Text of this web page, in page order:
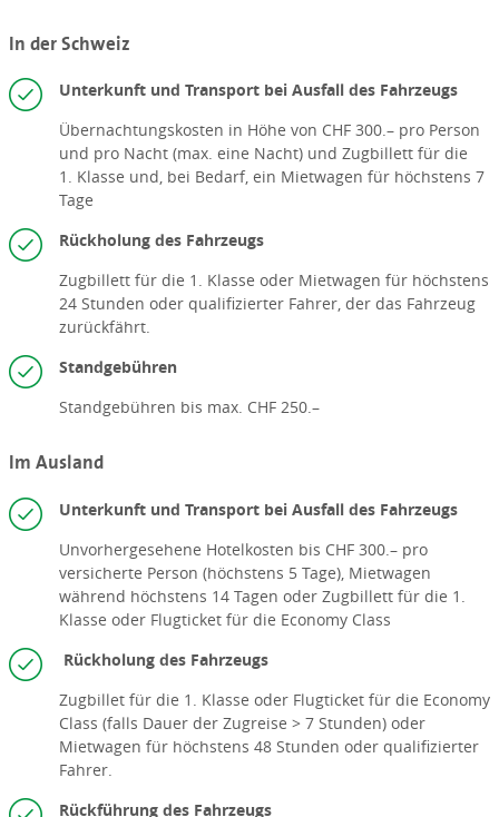
In der Schweiz
Unterkunft und Transport bei Ausfall des Fahrzeugs
Übernachtungskosten in Höhe von CHF 300.– pro Person
und pro Nacht (max. eine Nacht) und Zugbillett für die
1. Klasse und, bei Bedarf, ein Mietwagen für höchstens 7
Tage
Rückholung des Fahrzeugs
Zugbillett für die 1. Klasse oder Mietwagen für höchstens
24 Stunden oder qualifizierter Fahrer, der das Fahrzeug
zurückfährt.
Standgebühren
Standgebühren bis max. CHF 250.–
Im Ausland
Unterkunft und Transport bei Ausfall des Fahrzeugs
Unvorhergesehene Hotelkosten bis CHF 300.– pro
versicherte Person (höchstens 5 Tage), Mietwagen
während höchstens 14 Tagen oder Zugbillett für die 1.
Klasse oder Flugticket für die Economy Class
Rückholung des Fahrzeugs
Zugbillet für die 1. Klasse oder Flugticket für die Economy
Class (falls Dauer der Zugreise > 7 Stunden) oder
Mietwagen für höchstens 48 Stunden oder qualifizierter
Fahrer.
Rückführung des Fahrzeugs